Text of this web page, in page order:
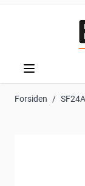
Forsiden /